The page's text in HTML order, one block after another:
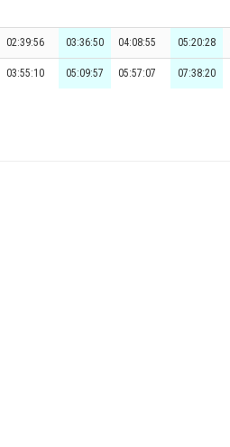
02:39:56 03:36:50 04:08:55 05:20:28
03:55:10 05:09:57 05:57:07 07:38:20